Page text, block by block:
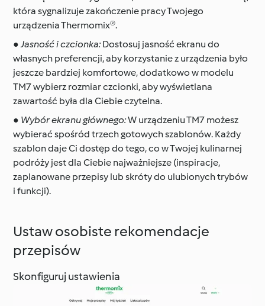
która sygnalizuje zakończenie pracy Twojego
urządzenia Thermomix®.
●Jasność i czcionka:Dostosuj jasność ekranu do
własnych preferencji, aby korzystanie z urządzenia było
jeszcze bardziej komfortowe, dodatkowo w modelu
TM7 wybierz rozmiar czcionki, aby wyświetlana
zawartość była dla Ciebie czytelna.
● Wybór ekranu głównego:W urządzeniu TM7 możesz
wybierać spośród trzech gotowych szablonów. Każdy
szablon daje Ci dostęp do tego, co w Twojej kulinarnej
podróży jest dla Ciebie najważniejsze (inspiracje,
zaplanowane przepisy lub skróty do ulubionych trybów
i funkcji).
Ustaw osobiste rekomendacje
przepisów
Skonfiguruj ustawienia